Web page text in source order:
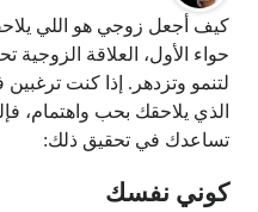
كيف أجعل زوجي هو اللي
حواء الأول، العلاقة
لتنمو وتزدهر. إذا كنت
الذي يلاحقك بحب واهتمام،
تساعدك في تحقيق ذلك:
كوني نفسك